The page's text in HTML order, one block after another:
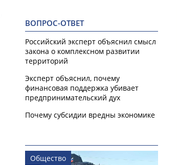
ВОПРОС-ОТВЕТ
Российский эксперт объяснил смысл
закона о комплексном развитии
территорий
Эксперт объяснил, почему
финансовая поддержка убивает
предпринимательский дух
Почему субсидии вредны экономике
Общество